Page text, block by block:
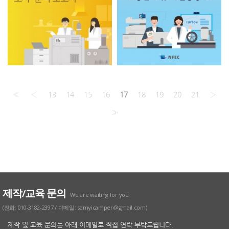
« ‹ 13 14 15 16 17 18 19 20 21 ›
»
제작/교육 문의
We are waiting for you
(전화: 010-3182-2397 / 이메일: samyicamper@gmail.com)
제작 및 교육 문의는 아래 이메일로 직접 연락 부탁드립니다.